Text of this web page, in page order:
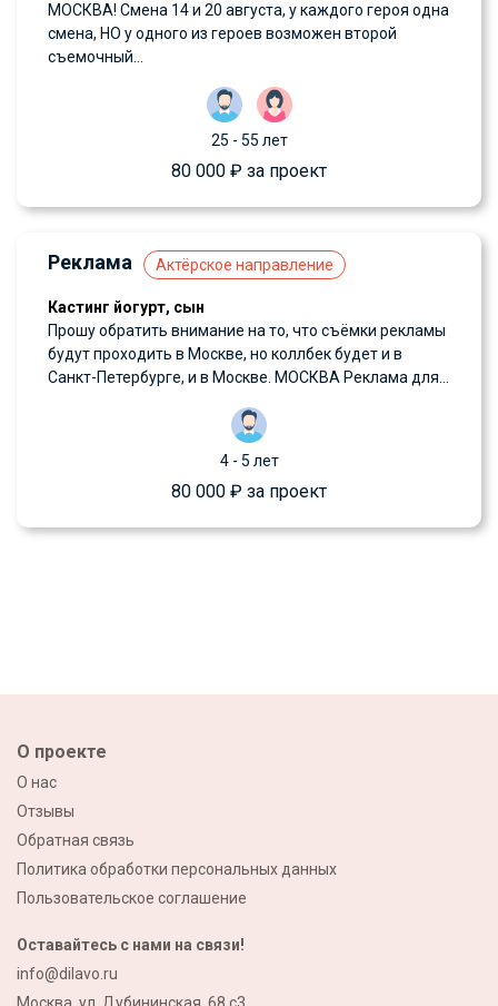
МОСКВА! Смена 14 и 20 августа, у каждого героя одна
смена, НО у одного из героев возможен второй
съемочный...
25 - 55 лет
80 000 ₽ за проект
Реклама Актёрское направление
Кастинг йогурт, сын
Прошу обратить внимание на то, что съёмки рекламы
будут проходить в Москве, но коллбек будет и в
Санкт-Петербурге, и в Москве. МОСКВА Реклама для...
4 - 5 лет
80 000 ₽ за проект
О проекте
О нас
Отзывы
Обратная связь
Политика обработки персональных данных
Пользовательское соглашение
Оставайтесь с нами на связи!
info@dilavo.ru